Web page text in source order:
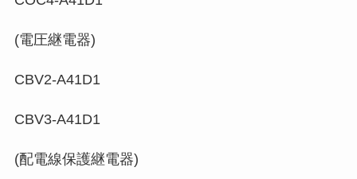
(電圧継電器)
CBV2‐A41D1
CBV3‐A41D1
(配電線保護継電器)